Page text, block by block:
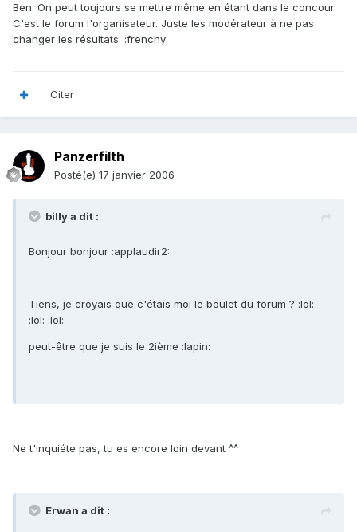
Ben. On peut toujours se mettre même en étant dans le concour.
C'est le forum l'organisateur. Juste les modérateur à ne pas
changer les résultats. :frenchy:
Citer
Panzerfilth
Posté(e) 17 janvier 2006
billy a dit :
Bonjour bonjour :applaudir2:
Tiens, je croyais que c'étais moi le boulet du forum ? :lol:
:lol: :lol:
peut-être que je suis le 2ième :lapin:
Ne t'inquiéte pas, tu es encore loin devant ^^
Erwan a dit :